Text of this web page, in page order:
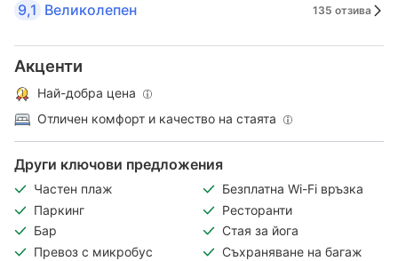
9,1 Великолепен 135 отзива
Акценти
Най-добра цена
Отличен комфорт и качество на стаята
Други ключови предложения
Частен плаж
Безплатна Wi-Fi връзка
Паркинг
Ресторанти
Бар
Стая за йога
Превоз с микробус
Съхраняване на багаж